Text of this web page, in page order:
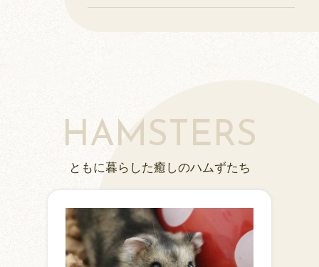
HAMSTERS
ともに暮らした癒しのハムずたち